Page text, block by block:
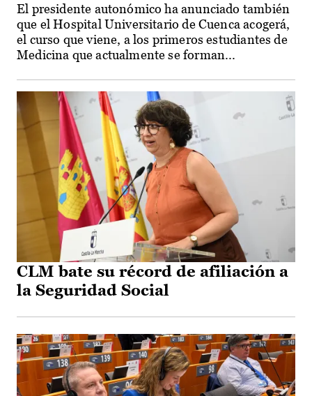
El presidente autonómico ha anunciado también
que el Hospital Universitario de Cuenca acogerá,
el curso que viene, a los primeros estudiantes de
Medicina que actualmente se forman...
CLM bate su récord de afiliación a
la Seguridad Social